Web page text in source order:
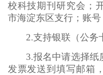
校科技期刊研究会；
市海淀东区支行；账号
2.支持银联（公务
3.报名中请选择纸
发票发送到填写邮箱